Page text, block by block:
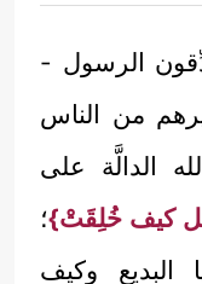
الرسول -
من الناس
الدالَّة على
كيف خُلِقَتْ}؛
البديع وكيف